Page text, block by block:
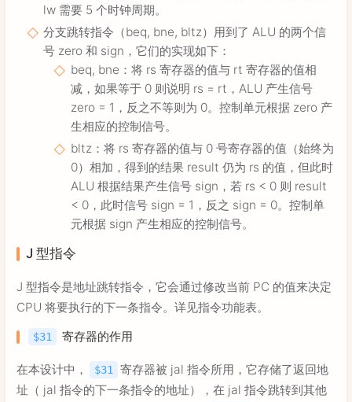
lw 需要 5 个时钟周期。
分支跳转指令（beq, bne, bltz）用到了 ALU 的两个信
号 zero 和 sign，它们的实现如下：
beq, bne：将 rs 寄存器的值与 rt 寄存器的值相
减，如果等于 0 则说明 rs = rt，ALU 产生信号
zero = 1，反之不等则为 0。控制单元根据 zero 产
生相应的控制信号。
bltz：将 rs 寄存器的值与 0 号寄存器的值（始终为
0）相加，得到的结果 result 仍为 rs 的值，但此时
ALU 根据结果产生信号 sign，若 rs < 0 则 result
< 0，此时信号 sign = 1，反之 sign = 0。控制单
元根据 sign 产生相应的控制信号。
J 型指令
J 型指令是地址跳转指令，它会通过修改当前 PC 的值来决定
CPU 将要执行的下一条指令。详见指令功能表。
$31 寄存器的作用
在本设计中， $31 寄存器被 jal 指令所用，它存储了返回地
址（ jal 指令的下一条指令的地址），在 jal 指令跳转到其他